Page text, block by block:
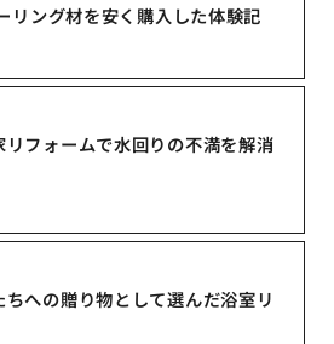
リング材を安く購入した体験記
フォームで水回りの不満を解消
への贈り物として選んだ浴室リ